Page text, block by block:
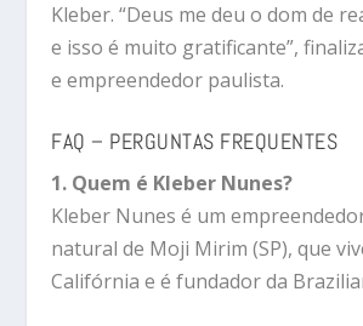
Kleber. “Deus me deu o dom de
e isso é muito gratificante”,
e empreendedor paulista.
FAQ – PERGUNTAS FREQUENTES
1. Quem é Kleber Nunes?
Kleber Nunes é um
natural de Moji Mirim (SP), que
Califórnia e é fundador da